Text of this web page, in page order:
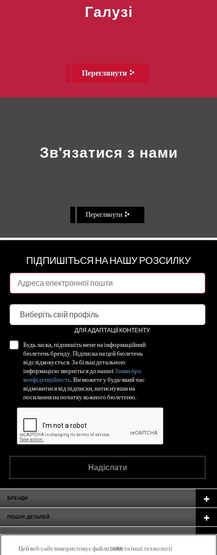
Галузі
Переглянути
Зв'язатися з нами
Переглянути
ПІДПИШІТЬСЯ НА НАШУ РОЗСИЛКУ
ДЛЯ АДАПТАЦІЇ КОНТЕНТУ
Будь ласка, підпишіть мене на інформаційний
бюлетень бренду. Підписка на цей бюлетень
відслідковується. За більш детальною
інформацією зверніться до нашоїЗаяви про
конфіденційність. Ви можете у будь-який час
відмовитися від підписки, натиснувши на
посилання на початку кожного бюлетеню.
Надіслати
БРЕНДИ
ПОШУК ДЕТАЛЕЙ
GARAGE GURUS
Цей веб-сайт використовує файли cookie та інші технології